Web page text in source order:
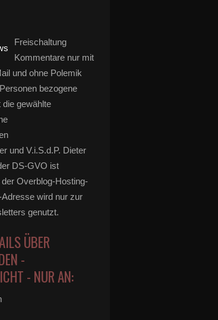
Freischaltung
Kommentare nur mit
und ohne Polemik
bezogene
die gewählte
und V.i.S.d.P. Dieter
DS-GVO ist
Overblog-Hosting-
wird nur zur
genutzt.
ÜBER
-
- NUR AN: